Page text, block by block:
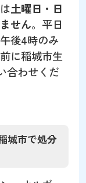
土曜日・日
せん。平日
後4時のみ
に稲城市生
合わせくだ
城市で処分